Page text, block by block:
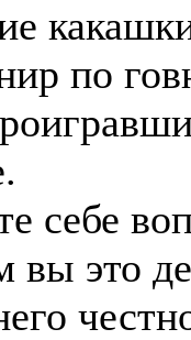
по
себе
вы это